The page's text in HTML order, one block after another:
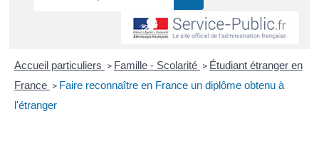
Accueil particuliers > Famille - Scolarité > Étudiant étranger en
France > Faire reconnaître en France un diplôme obtenu à
l'étranger